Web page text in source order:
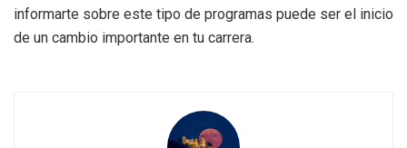
informarte sobre este tipo de programas puede ser el inicio
de un cambio importante en tu carrera.